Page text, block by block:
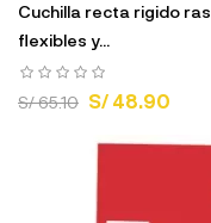
Cuchilla recta rigido
flexibles y...
S/ 65.10 S/ 48.90